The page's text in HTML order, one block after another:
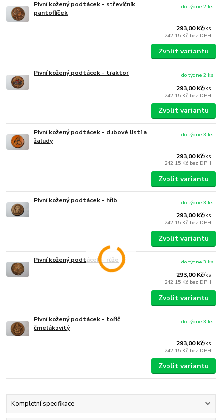
Pivní kožený podtácek - střevíčník
pantoflíček
293,00 Kč/ks
242,15 Kč bez DPH
do týdne 2 ks
Zvolit variantu
Pivní kožený podtácek - traktor
293,00 Kč/ks
242,15 Kč bez DPH
do týdne 2 ks
Zvolit variantu
Pivní kožený podtácek - dubové listí a
žaludy
293,00 Kč/ks
242,15 Kč bez DPH
do týdne 3 ks
Zvolit variantu
Pivní kožený podtácek - hřib
293,00 Kč/ks
242,15 Kč bez DPH
do týdne 3 ks
Zvolit variantu
Pivní kožený podtácek - růže
293,00 Kč/ks
242,15 Kč bez DPH
do týdne 3 ks
Zvolit variantu
Pivní kožený podtácek - tořič
čmelákovitý
293,00 Kč/ks
242,15 Kč bez DPH
do týdne 3 ks
Zvolit variantu
Kompletní specifikace